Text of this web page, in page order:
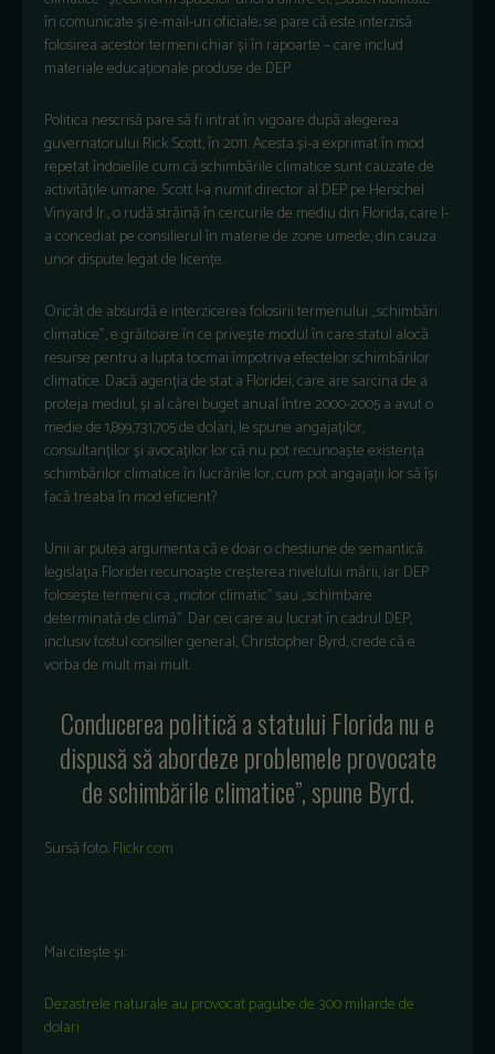
în comunicate și e-mail-uri oficiale; se pare că este interzisă
folosirea acestor termeni chiar și în rapoarte – care includ
materiale educaționale produse de DEP.
Politica nescrisă pare să fi intrat în vigoare după alegerea
guvernatorului Rick Scott, în 2011. Acesta și-a exprimat în mod
repetat îndoielile cum că schimbările climatice sunt cauzate de
activitățile umane. Scott l-a numit director al DEP pe Herschel
Vinyard Jr., o rudă străină în cercurile de mediu din Florida, care l-
a concediat pe consilierul în materie de zone umede, din cauza
unor dispute legat de licențe.
Oricât de absurdă e interzicerea folosirii termenului „schimbări
climatice”, e grăitoare în ce privește modul în care statul alocă
resurse pentru a lupta tocmai împotriva efectelor schimbărilor
climatice. Dacă agenția de stat a Floridei, care are sarcina de a
proteja mediul, și al cărei buget anual între 2000-2005 a avut o
medie de 1,899,731,705 de dolari, le spune angajaților,
consultanților și avocaților lor că nu pot recunoaște existența
schimbărilor climatice în lucrările lor, cum pot angajații lor să își
facă treaba în mod eficient?
Unii ar putea argumenta că e doar o chestiune de semantică:
legislația Floridei recunoaște creșterea nivelului mării, iar DEP
folosește termeni ca „motor climatic” sau „schimbare
determinată de climă”. Dar cei care au lucrat în cadrul DEP,
inclusiv fostul consilier general, Christopher Byrd, crede că e
vorba de mult mai mult.
Conducerea politică a statului Florida nu e
dispusă să abordeze problemele provocate
de schimbările climatice”, spune Byrd.
Sursă foto:Flickr.com
Mai citește și:
Dezastrele naturale au provocat pagube de 300 miliarde de
dolari